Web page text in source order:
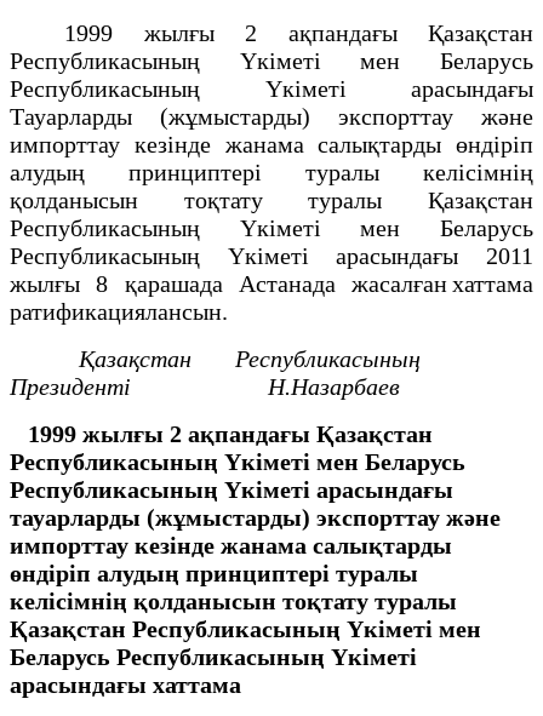
1999 жылғы 2 ақпандағы Қазақстан
Республикасының Үкіметі мен Беларусь
Республикасының Үкіметі арасындағы
Тауарларды (жұмыстарды) экспорттау және
импорттау кезінде жанама салықтарды өндіріп
алудың принциптері туралы келісімнің
қолданысын тоқтату туралы Қазақстан
Республикасының Үкіметі мен Беларусь
Республикасының Үкіметі арасындағы 2011
жылғы 8 қарашада Астанада жасалған хаттама
ратификациялансын.
Қазақстан Республикасының
Президенті Н.Назарбаев
1999 жылғы 2 ақпандағы Қазақстан
Республикасының Үкіметі мен Беларусь
Республикасының Үкіметі арасындағы
тауарларды (жұмыстарды) экспорттау және
импорттау кезінде жанама салықтарды
өндіріп алудың принциптері туралы
келісімнің қолданысын тоқтату туралы
Қазақстан Республикасының Үкіметі мен
Беларусь Республикасының Үкіметі
арасындағы хаттама